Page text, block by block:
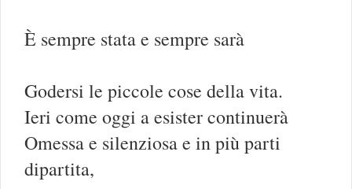
È sempre stata e sempre sarà
Godersi le piccole cose della vita.
Ieri come oggi a esister continuerà
Omessa e silenziosa e in più parti
dipartita,